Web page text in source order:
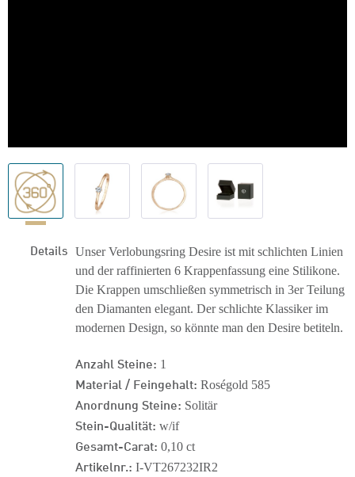
Details Unser Verlobungsring Desire ist mit schlichten Linien
und der raffinierten 6 Krappenfassung eine Stilikone.
Die Krappen umschließen symmetrisch in 3er Teilung
den Diamanten elegant. Der schlichte Klassiker im
modernen Design, so könnte man den Desire betiteln.
Anzahl Steine: 1
Material / Feingehalt: Roségold 585
Anordnung Steine: Solitär
Stein-Qualität: w/if
Gesamt-Carat: 0,10 ct
Artikelnr.: I-VT267232IR2